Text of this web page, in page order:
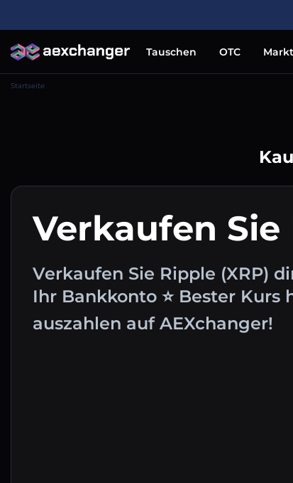
Tauschen OTC Markt
Startseite
Verkaufen Sie
Verkaufen Sie Ripple (XRP)
Ihr Bankkonto ⭐ Bester Kurs
auszahlen auf AEXchanger!